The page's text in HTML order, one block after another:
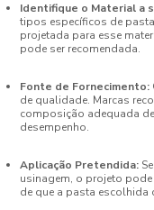
Identifique o Material a
tipos específicos de
projetada para esse
pode ser recomendada.
Fonte de Fornecimento:
de qualidade. Marcas
composição adequada
desempenho.
Aplicação Pretendida:
usinagem, o projeto
de que a pasta